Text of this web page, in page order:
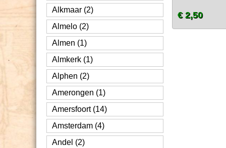
Alkmaar (2)
Almelo (2)
Almen (1)
Almkerk (1)
Alphen (2)
Amerongen (1)
Amersfoort (14)
Amsterdam (4)
Andel (2)
€ 2,50